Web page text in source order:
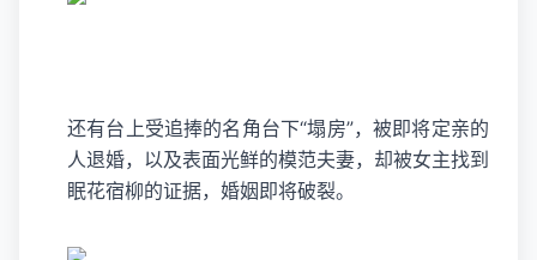
还有台上受追捧的名角台下“塌房”，被即将定亲的
人退婚，以及表面光鲜的模范夫妻，却被女主找到
眠花宿柳的证据，婚姻即将破裂。